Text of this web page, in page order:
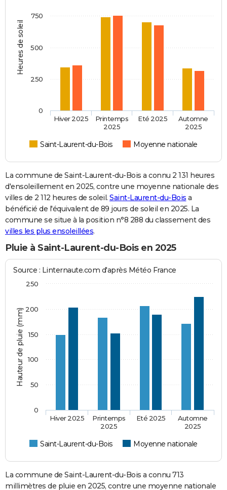
Heures de soleil
Saint-Laurent-du-Bois Moyenne nationale
Hiver 2025
Printemps
2025
Eté 2025
Automne
2025
0
250
500
750
La commune de Saint-Laurent-du-Bois a connu 2 131 heures
d'ensoleillement en 2025, contre une moyenne nationale des
villes de 2 112 heures de soleil. Saint-Laurent-du-Bois a
bénéficié de l'équivalent de 89 jours de soleil en 2025. La
commune se situe à la position n°8 288 du classement des
villes les plus ensoleillées.
Pluie à Saint-Laurent-du-Bois en 2025
Hauteur de pluie (mm)
Source : Linternaute.com d'après Météo France
Saint-Laurent-du-Bois Moyenne nationale
Hiver 2025
Printemps
2025
Eté 2025
Automne
2025
0
50
100
150
200
250
La commune de Saint-Laurent-du-Bois a connu 713
millimètres de pluie en 2025, contre une moyenne nationale